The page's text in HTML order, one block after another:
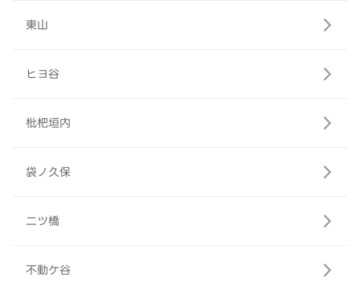
東山
ヒヨ谷
枇杷垣内
袋ノ久保
二ツ橋
不動ケ谷